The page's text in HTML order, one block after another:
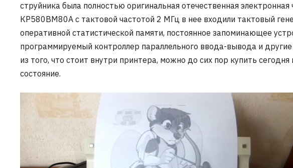
струйника была полностью оригинальная отечественная
КР580ВМ80А с тактовой частотой 2 МГц в нее входили тактовый
оперативной статистической памяти, постоянное запоминающее
программируемый контроллер параллельного ввода-вывода и
из того, что стоит внутри принтера, можно до сих пор купить
состояние.